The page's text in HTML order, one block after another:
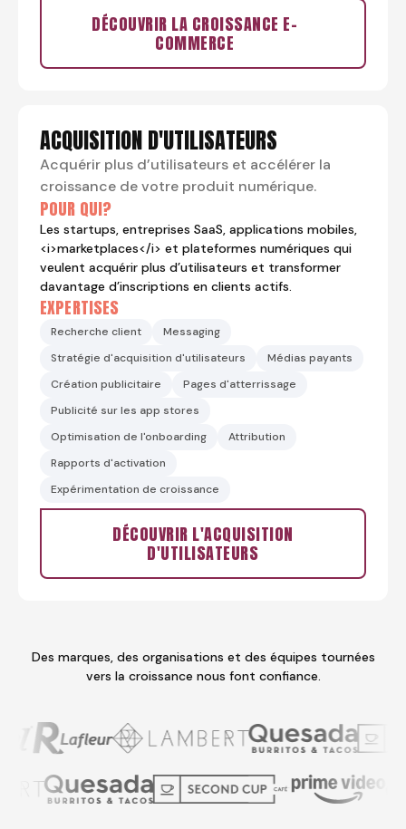
DÉCOUVRIR LA CROISSANCE E-
COMMERCE
ACQUISITION D'UTILISATEURS
Acquérir plus d’utilisateurs et accélérer la
croissance de votre produit numérique.
POUR QUI?
Les startups, entreprises SaaS, applications mobiles,
<i>marketplaces</i> et plateformes numériques qui
veulent acquérir plus d’utilisateurs et transformer
davantage d’inscriptions en clients actifs.
EXPERTISES
Recherche client
Messaging
Stratégie d'acquisition d'utilisateurs
Médias payants
Création publicitaire
Pages d'atterrissage
Publicité sur les app stores
Optimisation de l'onboarding
Attribution
Rapports d'activation
Expérimentation de croissance
DÉCOUVRIR L'ACQUISITION
D'UTILISATEURS
Des marques, des organisations et des équipes tournées
vers la croissance nous font confiance.